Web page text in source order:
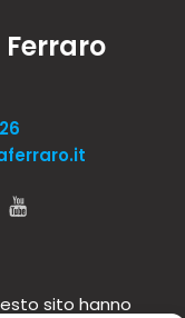
sito hanno